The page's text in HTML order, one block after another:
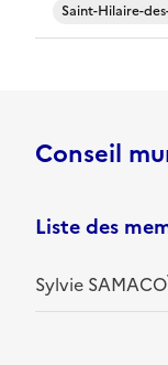
Saint-Hilaire-
Conseil
Liste des
Sylvie